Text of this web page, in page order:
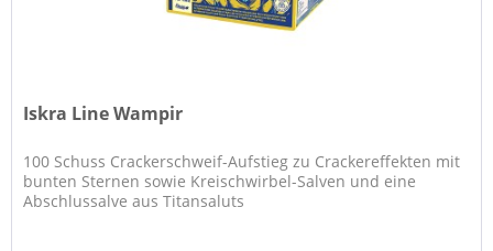
Iskra Line Wampir
100 Schuss Crackerschweif-Aufstieg zu Crackereffekten mit
bunten Sternen sowie Kreischwirbel-Salven und eine
Abschlussalve aus Titansaluts